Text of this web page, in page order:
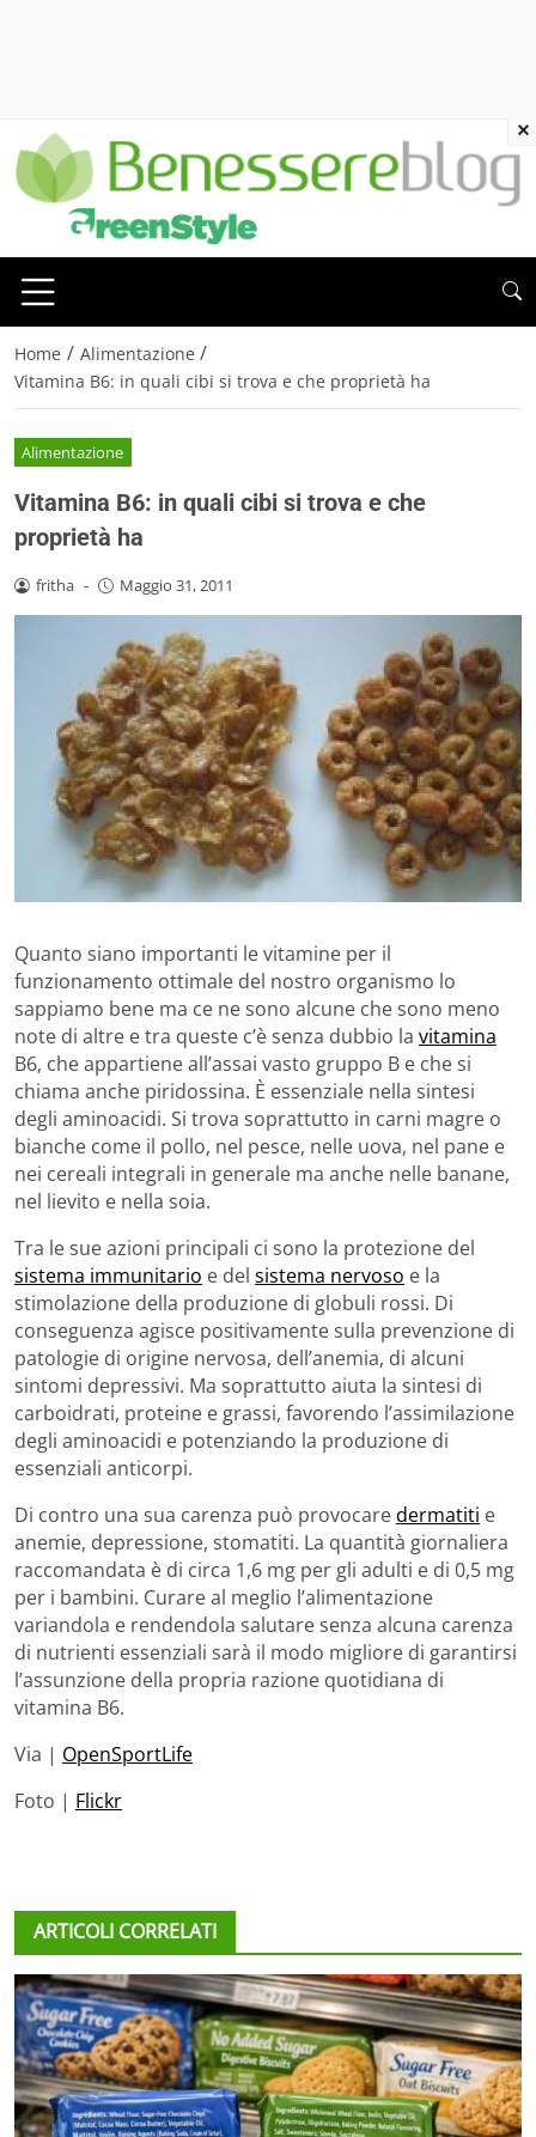
Home / Alimentazione /
Vitamina B6: in quali cibi si trova e che proprietà ha
Alimentazione
Vitamina B6: in quali cibi si trova e che
proprietà ha
fritha - Maggio 31, 2011
Quanto siano importanti le vitamine per il
funzionamento ottimale del nostro organismo lo
sappiamo bene ma ce ne sono alcune che sono meno
note di altre e tra queste c’è senza dubbio la vitamina
B6, che appartiene all’assai vasto gruppo B e che si
chiama anche piridossina. È essenziale nella sintesi
degli aminoacidi. Si trova soprattutto in carni magre o
bianche come il pollo, nel pesce, nelle uova, nel pane e
nei cereali integrali in generale ma anche nelle banane,
nel lievito e nella soia.
Tra le sue azioni principali ci sono la protezione del
sistema immunitario e del sistema nervoso e la
stimolazione della produzione di globuli rossi. Di
conseguenza agisce positivamente sulla prevenzione di
patologie di origine nervosa, dell’anemia, di alcuni
sintomi depressivi. Ma soprattutto aiuta la sintesi di
carboidrati, proteine e grassi, favorendo l’assimilazione
degli aminoacidi e potenziando la produzione di
essenziali anticorpi.
Di contro una sua carenza può provocaredermatiti e
anemie, depressione, stomatiti. La quantità giornaliera
raccomandata è di circa 1,6 mg per gli adulti e di 0,5 mg
per i bambini. Curare al meglio l’alimentazione
variandola e rendendola salutare senza alcuna carenza
di nutrienti essenziali sarà il modo migliore di garantirsi
l’assunzione della propria razione quotidiana di
vitamina B6.
Via | OpenSportLife
Foto | Flickr
ARTICOLI CORRELATI
×